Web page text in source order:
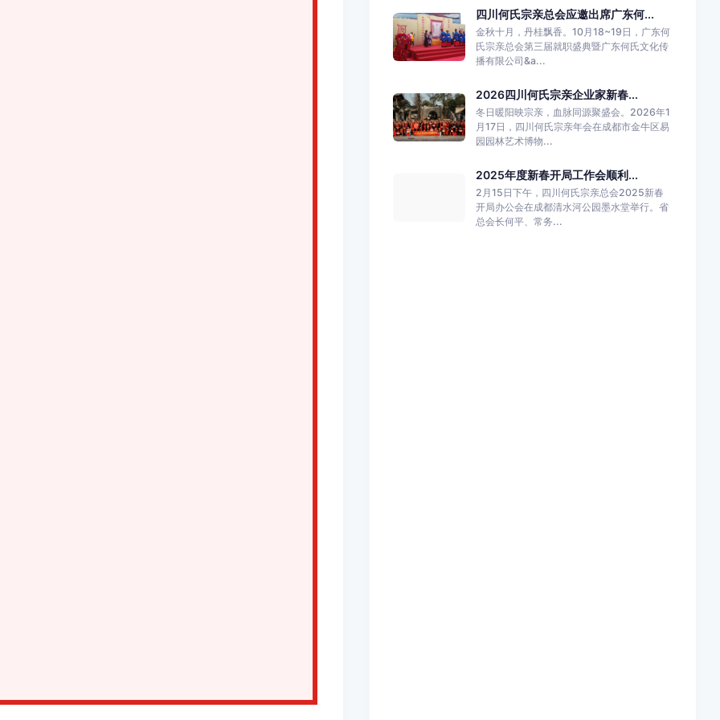
四川何氏宗亲总会应邀出席广东何...
金秋十月，丹桂飘香。10月18~19日，广东何
氏宗亲总会第三届就职盛典暨广东何氏文化传
播有限公司&a...
2026四川何氏宗亲企业家新春...
冬日暖阳映宗亲，血脉同源聚盛会。2026年1
月17日，四川何氏宗亲年会在成都市金牛区易
园园林艺术博物...
2025年度新春开局工作会顺利...
2月15日下午，四川何氏宗亲总会2025新春
开局办公会在成都清水河公园墨水堂举行。省
总会长何平、常务...